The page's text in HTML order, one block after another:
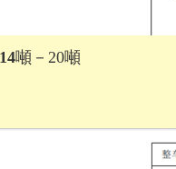
噸－20噸